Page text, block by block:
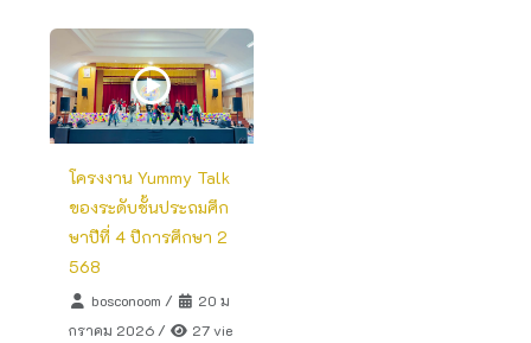
โครงงาน Yummy Talk
ของระดับชั้นประถมศึก
ษาปีที่ 4 ปีการศึกษา 2
568
bosconoom /
20 ม
กราคม 2026 /
27 vie